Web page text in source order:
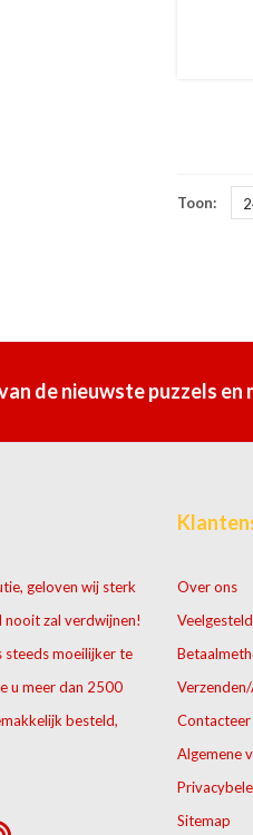
Toon:
de nieuwste puzzels en
geloven wij sterk
nooit zal verdwijnen!
steeds moeilijker te
u meer dan 2500
besteld,
Over ons
Contacteer
Algemene
Sitemap